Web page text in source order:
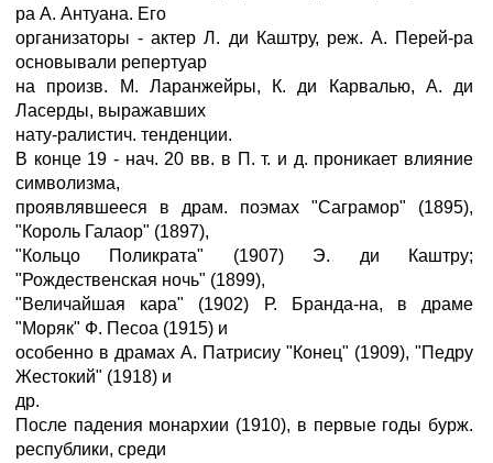
ра А. Антуана. Его
организаторы - актер Л. ди Каштру, реж. А. Перей-ра
основывали репертуар
на произв. М. Ларанжейры, К. ди Карвалью, А. ди
Ласерды, выражавших
нату-ралистич. тенденции.
В конце 19 - нач. 20 вв. в П. т. и д. проникает влияние
символизма,
проявлявшееся в драм. поэмах "Саграмор" (1895),
"Король Галаор" (1897),
"Кольцо Поликрата" (1907) Э. ди Каштру;
"Рождественская ночь" (1899),
"Величайшая кара" (1902) Р. Бранда-на, в драме
"Моряк" Ф. Песоа (1915) и
особенно в драмах А. Патрисиу "Конец" (1909), "Педру
Жестокий" (1918) и
др.
После падения монархии (1910), в первые годы бурж.
республики, среди